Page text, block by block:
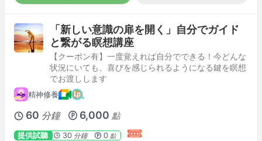
「新しい意識の扉を開く」自分でガイド
と繋がる瞑想講座
【クーポン有】一度覚えれば自分でできる！今どんな
状況にいても、喜びを感じられるようになる鍵を瞑想
でお渡しします
精神修養
60 分鐘 6,000 點
提供試聽 30 分鐘 0點